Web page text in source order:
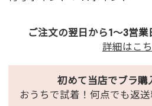
ご注文の翌日から1～3営業
詳細はこ
初めて当店でブラ購
おうちで試着！何点でも返